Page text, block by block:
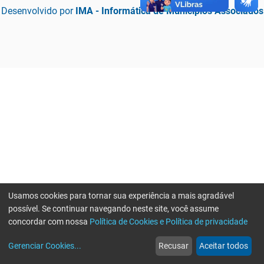
Desenvolvido por IMA - Informática de Municípios Associados
web
Notícias
more_horiz
Mais
Usamos cookies para tornar sua experiência a mais agradável
possível. Se continuar navegando neste site, você assume
concordar com nossa Política de Cookies e Política de privacidade
Gerenciar Cookies... Recusar Aceitar todos
Erro ao enviar informações, por favor tente novamente